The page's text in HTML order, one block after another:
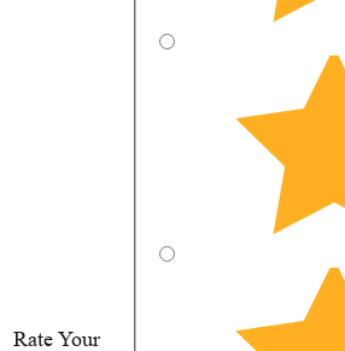
Rate Your